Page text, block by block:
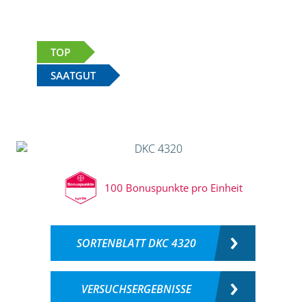
TOP
SAATGUT
100 Bonuspunkte pro Einheit
SORTENBLATT DKC 4320
VERSUCHSERGEBNISSE